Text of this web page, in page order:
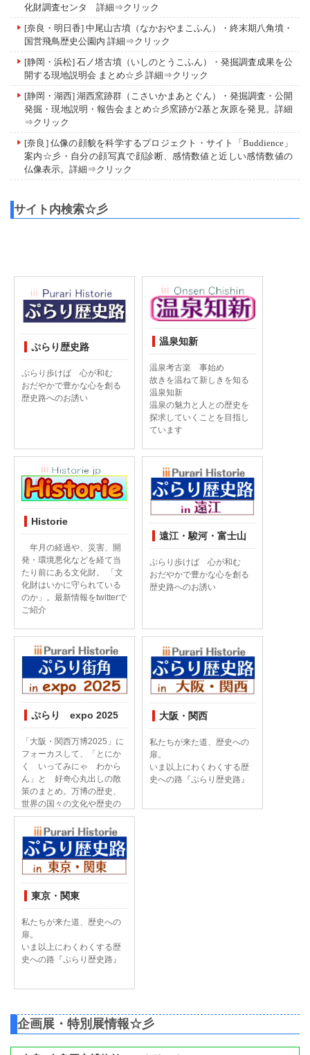
化財調査センタ 詳細⇒クリック
[奈良・明日香] 中尾山古墳（なかおやまこふん）・終末期八角墳・
国営飛鳥歴史公園内 詳細⇒クリック
[静岡・浜松] 石ノ塔古墳（いしのとうこふん）・発掘調査成果を公
開する現地説明会 まとめ☆彡 詳細⇒クリック
[静岡・湖西] 湖西窯跡群（こさいかまあとぐん）・発掘調査・公開
発掘・現地説明・報告会まとめ☆彡窯跡が2基と灰原を発見。 詳細
⇒クリック
[奈良] 仏像の顔貌を科学するプロジェクト・サイト「Buddience」
案内☆彡・自分の顔写真で顔診断、感情数値と近しい感情数値の
仏像表示。 詳細⇒クリック
サイト内検索☆彡
ぷらり歴史路
ぷらり歩けば 心が和む
おだやかで豊かな心を創る
歴史路へのお誘い
温泉知新
温泉考古楽 事始め
故きを温ねて新しきを知る
温泉知新
温泉の魅力と人との歴史を
探求していくことを目指し
ています
Historie
年月の経過や、災害、開
発・環境悪化などを経て当
たり前にある文化財。 「文
化財はいかに守られている
のか」。最新情報をtwitterで
ご紹介
遠江・駿河・富士山
ぷらり歩けば 心が和む
おだやかで豊かな心を創る
歴史路へのお誘い
ぷらり expo 2025
「大阪・関西万博2025」に
フォーカスして、「とにか
く いってみにゃ わから
ん」と 好奇心丸出しの散
策のまとめ。万博の歴史、
世界の国々の文化や歴史の
彩色、そして雑沓から聞こ
えてくるお国ことばなどな
どに、おもわず心がときめ
く。
大阪・関西
私たちが来た道、歴史への
扉。
いま以上にわくわくする歴
史への路『ぷらり歴史路』
東京・関東
私たちが来た道、歴史への
扉。
いま以上にわくわくする歴
史への路『ぷらり歴史路』
企画展・特別展情報☆彡